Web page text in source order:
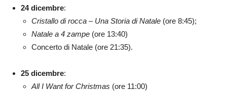
24 dicembre:
Cristallo di rocca – Una Storia di Natale (ore 8:45);
Natale a 4 zampe (ore 13:40)
Concerto di Natale (ore 21:35).
25 dicembre:
All I Want for Christmas (ore 11:00)